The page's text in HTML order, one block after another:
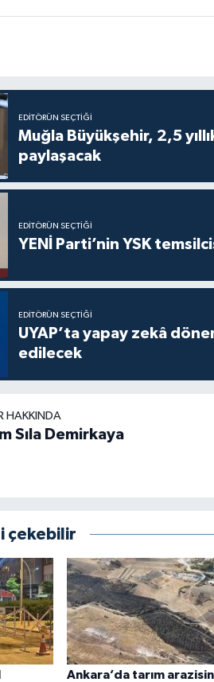
EDITÖRÜN SEÇTIĞI
Muğla Büyükşehir, 2,5
paylaşacak
EDITÖRÜN SEÇTIĞI
YENİ Parti’nin YSK
EDITÖRÜN SEÇTIĞI
UYAP’ta yapay zekâ
edilecek
HAKKINDA
Sıla Demirkaya
çekebilir
Ankara’da tarım